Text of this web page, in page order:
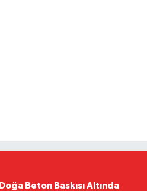
Doğa Beton Baskısı Altında